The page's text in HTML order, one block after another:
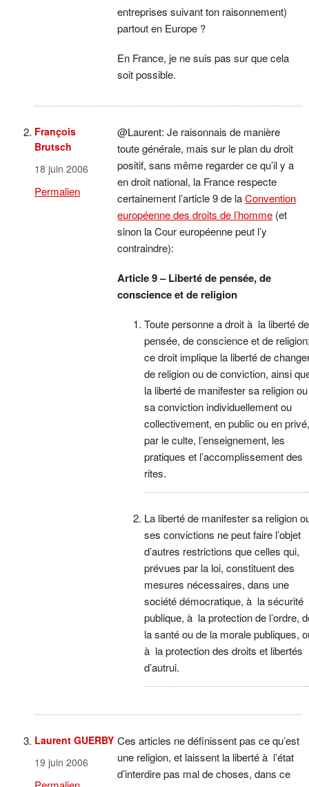
entreprises suivant ton raisonnement)
partout en Europe ?
En France, je ne suis pas sur que cela
soit possible.
François
Brutsch
18 juin 2006
Permalien
@Laurent: Je raisonnais de manière
toute générale, mais sur le plan du droit
positif, sans même regarder ce qu’il y a
en droit national, la France respecte
certainement l’article 9 de laConvention
européenne des droits de l’homme (et
sinon la Cour européenne peut l’y
contraindre):
Article 9 – Liberté de pensée, de
conscience et de religion
Toute personne a droit à la liberté de
pensée, de conscience et de
ce droit implique la liberté de
de religion ou de conviction, ainsi
la liberté de manifester sa religion ou
sa conviction individuellement ou
collectivement, en public ou en
par le culte, l’enseignement, les
pratiques et l’accomplissement des
rites.
La liberté de manifester sa religion
ses convictions ne peut faire l’objet
d’autres restrictions que celles qui,
prévues par la loi, constituent des
mesures nécessaires, dans une
société démocratique, à la sécurité
publique, à la protection de l’ordre,
la santé ou de la morale publiques,
à la protection des droits et libertés
d’autrui.
Laurent GUERBY
19 juin 2006
Ces articles ne définissent pas ce qu’est
une religion, et laissent la liberté à l’état
d’interdire pas mal de choses, dans ce